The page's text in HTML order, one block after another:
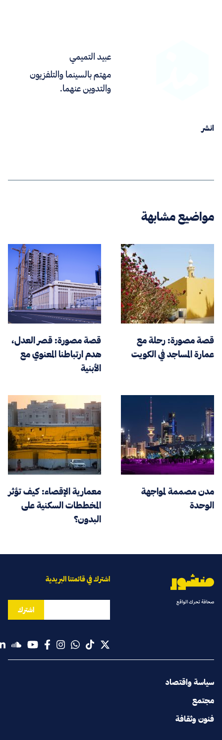
عبيد التميمي
مهتم بالسينما والتلفزيون
والتدوين عنهما.
انشر
مواضيع مشابهة
قصة مصورة: رحلة مع
عمارة المساجد في الكويت
قصة مصورة: قصر العدل،
هدم ارتباطنا المعنوي مع
الأبنية
مدن مصممة لمواجهة
الوحدة
معمارية الإقصاء: كيف تؤثر
المخططات السكنية على
البدون؟
صحافة تحرك الواقع
سياسة واقتصاد
مجتمع
فنون وثقافة
اشترك في قائمتنا البريدية
اشترك